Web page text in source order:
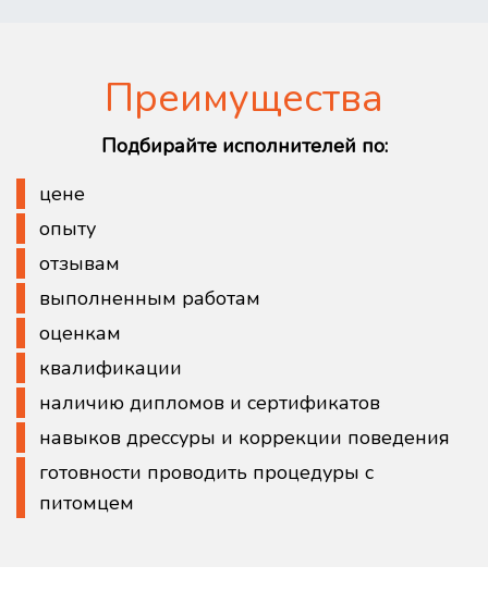
Преимущества
Подбирайте исполнителей по:
цене
опыту
отзывам
выполненным работам
оценкам
квалификации
наличию дипломов и сертификатов
навыков дрессуры и коррекции поведения
готовности проводить процедуры с
питомцем